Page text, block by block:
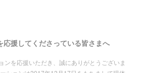
応援してくださっている皆さまへ
ンを応援いただき、誠にありがとうございま